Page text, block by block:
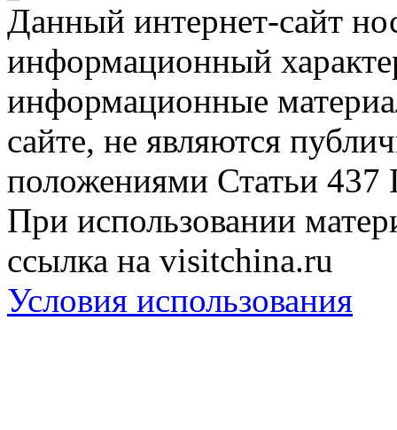
Данный интернет-сайт
информационный
информационные
сайте, не являются
положениями Статьи 437
При использовании
ссылка на visitchina.ru
Условия использования